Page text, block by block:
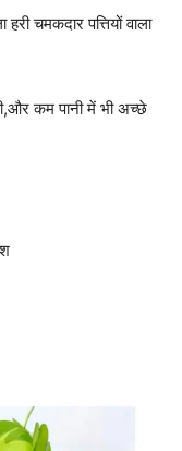
चमकदार पत्तियों वाला
कम पानी में भी अच्छे